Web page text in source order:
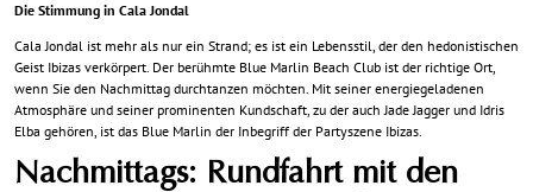
Die Stimmung in Cala Jondal
Cala Jondal ist mehr als nur ein Strand; es ist ein Lebensstil, der den hedonistischen
Geist Ibizas verkörpert. Der berühmte Blue Marlin Beach Club ist der richtige Ort,
wenn Sie den Nachmittag durchtanzen möchten. Mit seiner energiegeladenen
Atmosphäre und seiner prominenten Kundschaft, zu der auch Jade Jagger und Idris
Elba gehören, ist das Blue Marlin der Inbegriff der Partyszene Ibizas.
Nachmittags: Rundfahrt mit den